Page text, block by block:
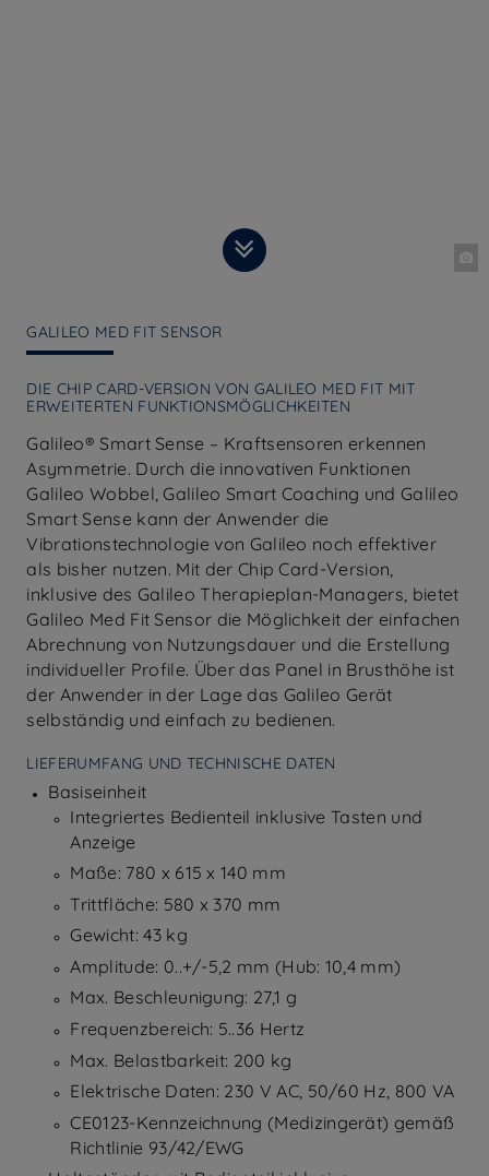
GALILEO MED FIT SENSOR
DIE CHIP CARD-VERSION VON GALILEO MED FIT MIT
ERWEITERTEN FUNKTIONSMÖGLICHKEITEN
Galileo® Smart Sense – Kraftsensoren erkennen
Asymmetrie. Durch die innovativen Funktionen
Galileo Wobbel, Galileo Smart Coaching und Galileo
Smart Sense kann der Anwender die
Vibrationstechnologie von Galileo noch effektiver
als bisher nutzen. Mit der Chip Card-Version,
inklusive des Galileo Therapieplan-Managers, bietet
Galileo Med Fit Sensor die Möglichkeit der einfachen
Abrechnung von Nutzungsdauer und die Erstellung
individueller Profile. Über das Panel in Brusthöhe ist
der Anwender in der Lage das Galileo Gerät
selbständig und einfach zu bedienen.
LIEFERUMFANG UND TECHNISCHE DATEN
Basiseinheit
Integriertes Bedienteil inklusive Tasten und
Anzeige
Maße: 780 x 615 x 140 mm
Trittfläche: 580 x 370 mm
Gewicht: 43 kg
Amplitude: 0..+/-5,2 mm (Hub: 10,4 mm)
Max. Beschleunigung: 27,1 g
Frequenzbereich: 5..36 Hertz
Max. Belastbarkeit: 200 kg
Elektrische Daten: 230 V AC, 50/60 Hz, 800 VA
CE0123-Kennzeichnung (Medizingerät) gemäß
Richtlinie 93/42/EWG